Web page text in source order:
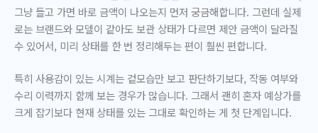
그냥 들고 가면 바로 금액이 나오는지 먼저 궁금해합니다. 그런데 실제
로는 브랜드와 모델이 같아도 보관 상태가 다르면 제안 금액이 달라질
수 있어서, 미리 상태를 한 번 정리해두는 편이 훨씬 편합니다.
특히 사용감이 있는 시계는 겉모습만 보고 판단하기보다, 작동 여부와
수리 이력까지 함께 보는 경우가 많습니다. 그래서 괜히 혼자 예상가를
크게 잡기보다 현재 상태를 있는 그대로 확인하는 게 첫 단계입니다.